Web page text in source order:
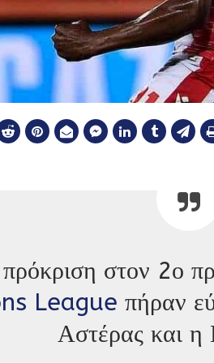
στον 2ο
League πήραν
Αστέρας και